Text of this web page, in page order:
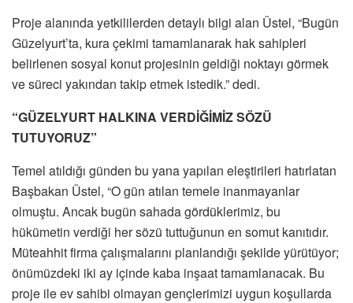
Proje alanında yetkililerden detaylı bilgi alan Üstel, “Bugün
Güzelyurt’ta, kura çekimi tamamlanarak hak sahipleri
belirlenen sosyal konut projesinin geldiği noktayı görmek
ve süreci yakından takip etmek istedik.” dedi.
“GÜZELYURT HALKINA VERDİĞİMİZ SÖZÜ
TUTUYORUZ”
Temel atıldığı günden bu yana yapılan eleştirileri hatırlatan
Başbakan Üstel, “O gün atılan temele inanmayanlar
olmuştu. Ancak bugün sahada gördüklerimiz, bu
hükümetin verdiği her sözü tuttuğunun en somut kanıtıdır.
Müteahhit firma çalışmalarını planlandığı şekilde yürütüyor;
önümüzdeki iki ay içinde kaba inşaat tamamlanacak. Bu
proje ile ev sahibi olmayan gençlerimizi uygun koşullarda